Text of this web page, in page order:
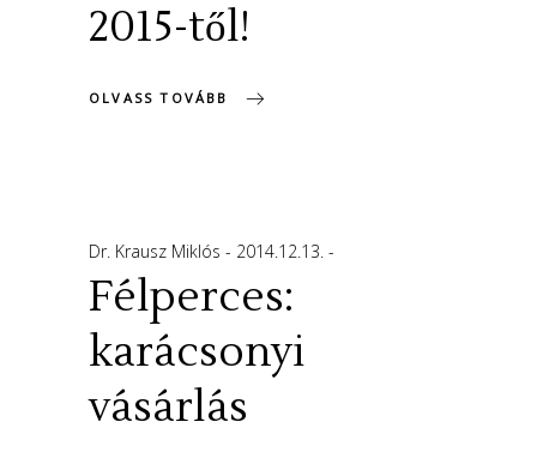
2015-től!
OLVASS TOVÁBB
Dr. Krausz Miklós 2014.12.13.
Félperces:
karácsonyi
vásárlás